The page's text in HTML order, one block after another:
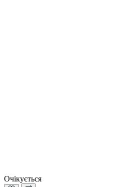
Очікується